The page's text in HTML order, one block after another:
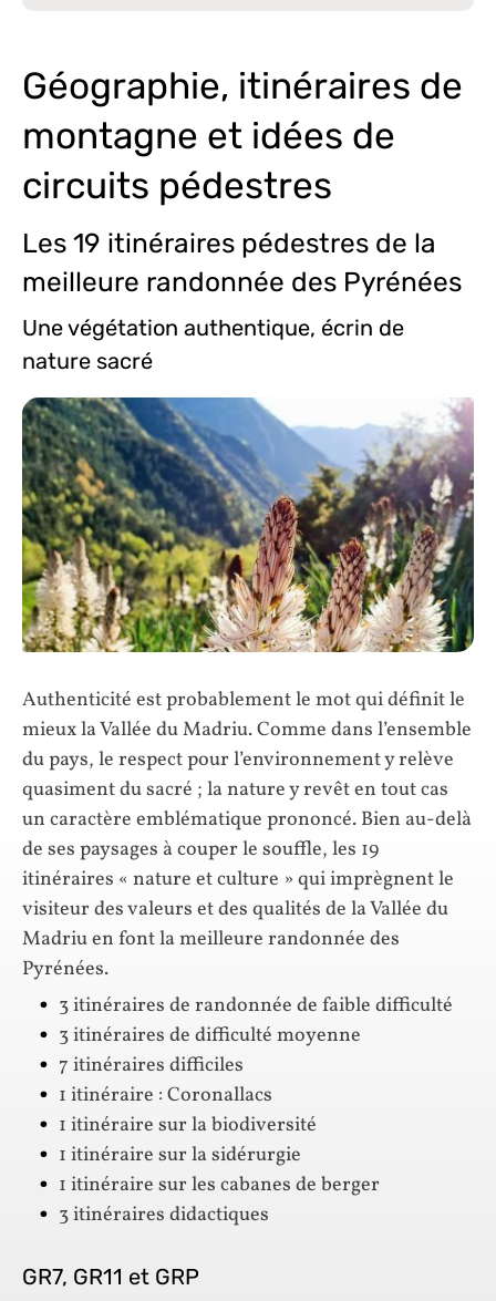
Géographie, itinéraires de
montagne et idées de
circuits pédestres
Les 19 itinéraires pédestres de la
meilleure randonnée des Pyrénées
Une végétation authentique, écrin de
nature sacré
Authenticité est probablement le mot qui définit le
mieux la Vallée du Madriu. Comme dans l’ensemble
du pays, le respect pour l’environnement y relève
quasiment du sacré ; la nature y revêt en tout cas
un caractère emblématique prononcé. Bien au-delà
de ses paysages à couper le souffle, les 19
itinéraires « nature et culture » qui imprègnent le
visiteur des valeurs et des qualités de la Vallée du
Madriu en font la meilleure randonnée des
Pyrénées.
3 itinéraires de randonnée de faible difficulté
3 itinéraires de difficulté moyenne
7 itinéraires difficiles
1 itinéraire : Coronallacs
1 itinéraire sur la biodiversité
1 itinéraire sur la sidérurgie
1 itinéraire sur les cabanes de berger
3 itinéraires didactiques
GR7, GR11 et GRP